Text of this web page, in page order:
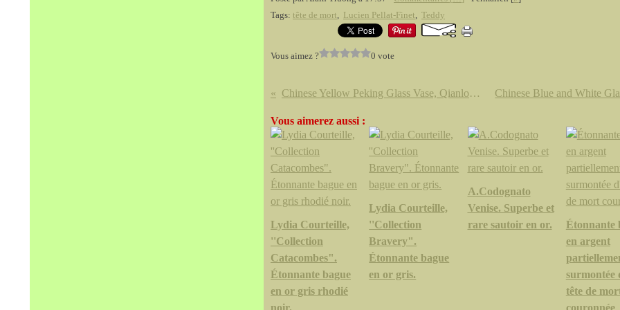
Tags: tête de mort, Lucien Pellat-Finet, Teddy
Vous aimez ? 0 vote
Chinese Yellow Peking Glass Vase, Qianlong six-character mark and of the Period
Vous aimerez aussi :
Lydia Courteille,
''Collection
Catacombes".
Étonnante bague
en or gris rhodié
noir.
Lydia Courteille,
''Collection
Bravery".
Étonnante bague
en or gris.
A.Codognato
Venise. Superbe et
rare sautoir en or.
Étonnante
en argent
surmontée
tête de
couronnée